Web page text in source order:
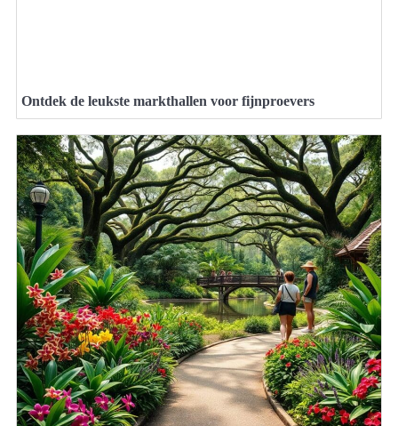
Ontdek de leukste markthallen voor fijnproevers